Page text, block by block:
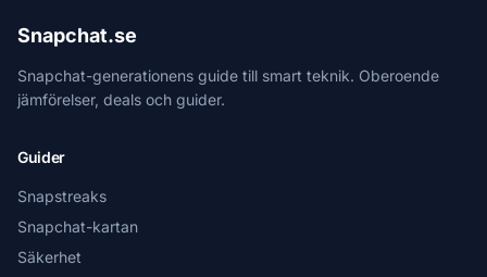
Snapchat.se
Snapchat-generationens guide till smart teknik. Oberoende
jämförelser, deals och guider.
Guider
Snapstreaks
Snapchat-kartan
Säkerhet